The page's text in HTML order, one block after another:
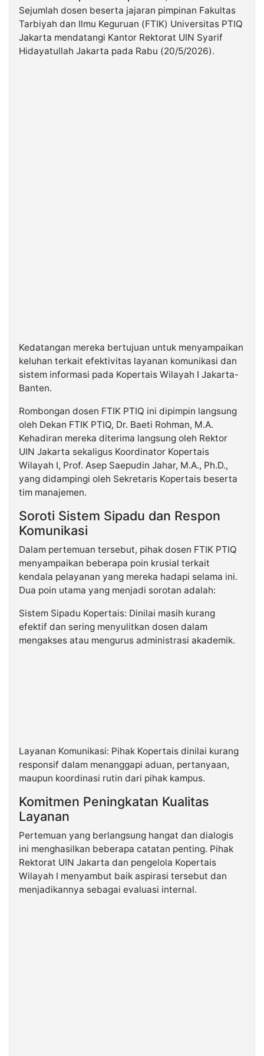
Kabarbaru.co
2026
Sejumlah dosen beserta jajaran pimpinan Fakultas
Tarbiyah dan Ilmu Keguruan (FTIK) Universitas PTIQ
Jakarta mendatangi Kantor Rektorat UIN Syarif
Hidayatullah Jakarta pada Rabu (20/5/2026).
Kedatangan mereka bertujuan untuk menyampaikan
keluhan terkait efektivitas layanan komunikasi dan
sistem informasi pada Kopertais Wilayah I Jakarta-
Banten.
Rombongan dosen FTIK PTIQ ini dipimpin langsung
oleh Dekan FTIK PTIQ, Dr. Baeti Rohman, M.A.
Kehadiran mereka diterima langsung oleh Rektor
UIN Jakarta sekaligus Koordinator Kopertais
Wilayah I, Prof. Asep Saepudin Jahar, M.A., Ph.D.,
yang didampingi oleh Sekretaris Kopertais beserta
tim manajemen.
Soroti Sistem Sipadu dan Respon
Komunikasi
Dalam pertemuan tersebut, pihak dosen FTIK PTIQ
menyampaikan beberapa poin krusial terkait
kendala pelayanan yang mereka hadapi selama ini.
Dua poin utama yang menjadi sorotan adalah:
Sistem Sipadu Kopertais: Dinilai masih kurang
efektif dan sering menyulitkan dosen dalam
mengakses atau mengurus administrasi akademik.
Layanan Komunikasi: Pihak Kopertais dinilai kurang
responsif dalam menanggapi aduan, pertanyaan,
maupun koordinasi rutin dari pihak kampus.
Komitmen Peningkatan Kualitas
Layanan
Pertemuan yang berlangsung hangat dan dialogis
ini menghasilkan beberapa catatan penting. Pihak
Rektorat UIN Jakarta dan pengelola Kopertais
Wilayah I menyambut baik aspirasi tersebut dan
menjadikannya sebagai evaluasi internal.